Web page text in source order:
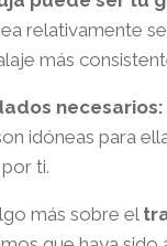
relativamente
más
necesarios:
idóneas para
ti.
más sobre el